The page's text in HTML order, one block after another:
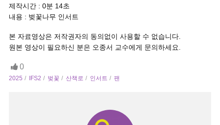
제작시간 : 0분 14초
내용 : 벚꽃나무 인서트
본 자료영상은 저작권자의 동의없이 사용할 수 없습니다.
원본 영상이 필요하신 분은 오종서 교수에게 문의하세요.
0
2025 IFS2 벚꽃 산책로 인서트 팬